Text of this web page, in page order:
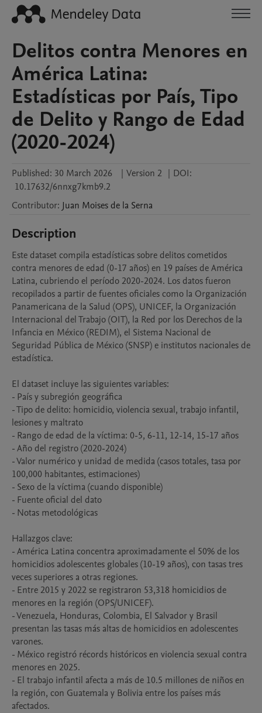
Delitos contra Menores en
América Latina:
Estadísticas por País, Tipo
de Delito y Rango de Edad
(2020-2024)
Published: 30 March 2026 | Version 2 | DOI:
10.17632/6nnxg7kmb9.2
Contributor: Juan Moisesde la Serna
Description
Este dataset compila estadísticas sobre delitos cometidos
contra menores de edad (0-17 años) en 19 países de América
Latina, cubriendo el período 2020-2024. Los datos fueron
recopilados a partir de fuentes oficiales como la Organización
Panamericana de la Salud (OPS), UNICEF, la Organización
Internacional del Trabajo (OIT), la Red por los Derechos de la
Infancia en México (REDIM), el Sistema Nacional de
Seguridad Pública de México (SNSP) e institutos nacionales de
estadística.
El dataset incluye las siguientes variables:
- País y subregión geográfica
- Tipo de delito: homicidio, violencia sexual, trabajo infantil,
lesiones y maltrato
- Rango de edad de la víctima: 0-5, 6-11, 12-14, 15-17 años
- Año del registro (2020-2024)
- Valor numérico y unidad de medida (casos totales, tasa por
100,000 habitantes, estimaciones)
- Sexo de la víctima (cuando disponible)
- Fuente oficial del dato
- Notas metodológicas
Hallazgos clave:
- América Latina concentra aproximadamente el 50% de los
homicidios adolescentes globales (10-19 años), con tasas tres
veces superiores a otras regiones.
- Entre 2015 y 2022 se registraron 53,318 homicidios de
menores en la región (OPS/UNICEF).
- Venezuela, Honduras, Colombia, El Salvador y Brasil
presentan las tasas más altas de homicidios en adolescentes
varones.
- México registró récords históricos en violencia sexual contra
menores en 2025.
- El trabajo infantil afecta a más de 10.5 millones de niños en
la región, con Guatemala y Bolivia entre los países más
afectados.